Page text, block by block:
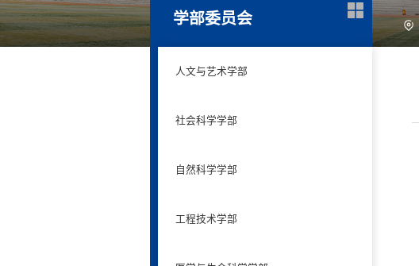
学部委员会
人文与艺术学部
社会科学学部
自然科学学部
工程技术学部